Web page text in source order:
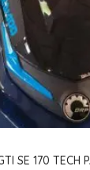
SE 170 TECH